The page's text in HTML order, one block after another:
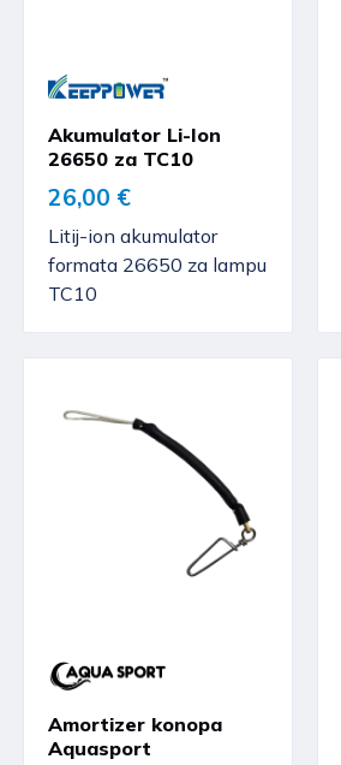
Akumulator Li-Ion
26650 za TC10
26,00 €
Litij-ion akumulator
formata 26650 za lampu
TC10
Amortizer konopa
Aquasport